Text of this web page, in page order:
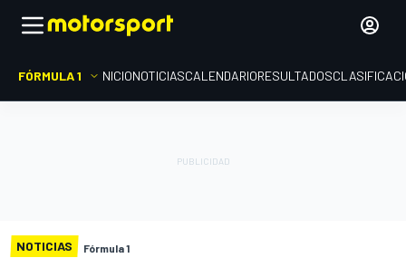
FÓRMULA 1 INICIONOTICIASCALENDARIORESULTADOS
NOTICIAS Fórmula 1